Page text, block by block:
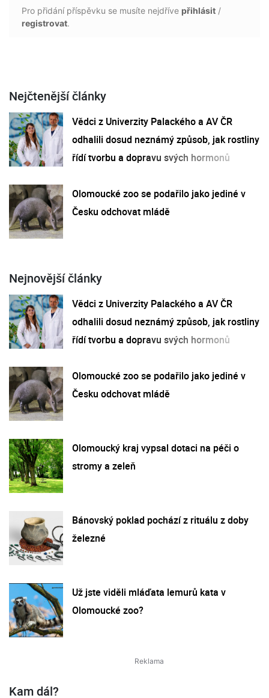
Pro přidání příspěvku se musíte nejdříve přihlásit /
registrovat.
Nejčtenější články
Vědci z Univerzity Palackého a AV ČR
odhalili dosud neznámý způsob, jak rostliny
řídí tvorbu a dopravu svých hormonů
Olomoucké zoo se podařilo jako jediné v
Česku odchovat mládě
Nejnovější články
Vědci z Univerzity Palackého a AV ČR
odhalili dosud neznámý způsob, jak rostliny
řídí tvorbu a dopravu svých hormonů
Olomoucké zoo se podařilo jako jediné v
Česku odchovat mládě
Olomoucký kraj vypsal dotaci na péči o
stromy a zeleň
Bánovský poklad pochází z rituálu z doby
železné
Už jste viděli mláďata lemurů kata v
Olomoucké zoo?
Kam dál?